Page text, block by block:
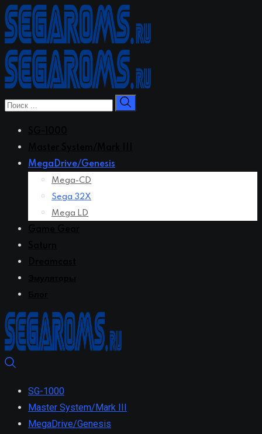
Перейти
к
контенту
MegaDrive/Genesis
Mega-CD
Sega 32X
Mega LD
SG-1000
Master System/Mark III
MegaDrive/Genesis